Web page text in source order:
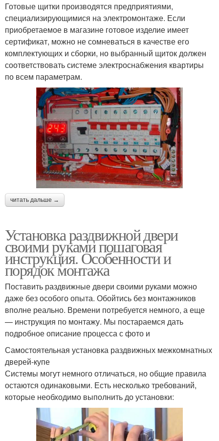
Готовые щитки производятся предприятиями,
специализирующимися на электромонтаже. Если
приобретаемое в магазине готовое изделие имеет
сертификат, можно не сомневаться в качестве его
комплектующих и сборки, но выбранный щиток должен
соответствовать системе электроснабжения квартиры
по всем параметрам.
читать дальше →
Установка раздвижной двери
своими руками пошаговая
инструкция. Особенности и
порядок монтажа
Поставить раздвижные двери своими руками можно
даже без особого опыта. Обойтись без монтажников
вполне реально. Времени потребуется немного, а еще
— инструкция по монтажу. Мы постараемся дать
подробное описание процесса с фото и
Самостоятельная установка раздвижных межкомнатных
дверей-купе
Системы могут немного отличаться, но общие правила
остаются одинаковыми. Есть несколько требований,
которые необходимо выполнить до установки: